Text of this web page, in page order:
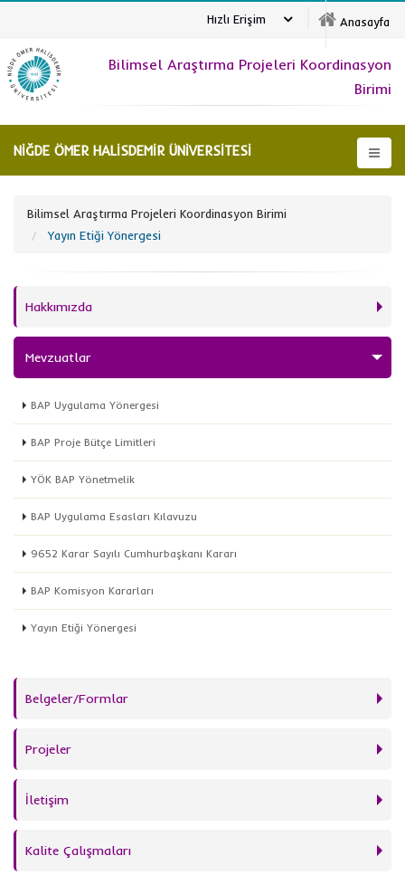
Anasayfa
Hızlı Erişim
NİĞDE ÖMER HALİSDEMİR ÜNİVERSİTESİ
Bilimsel Araştırma Projeleri Koordinasyon
Birimi
Bilimsel Araştırma Projeleri Koordinasyon Birimi
Yayın Etiği Yönergesi
Hakkımızda
Mevzuatlar
BAP Uygulama Yönergesi
BAP Proje Bütçe Limitleri
YÖK BAP Yönetmelik
BAP Uygulama Esasları Kılavuzu
9652 Karar Sayılı Cumhurbaşkanı Kararı
BAP Komisyon Kararları
Yayın Etiği Yönergesi
Belgeler/Formlar
Projeler
İletişim
Kalite Çalışmaları